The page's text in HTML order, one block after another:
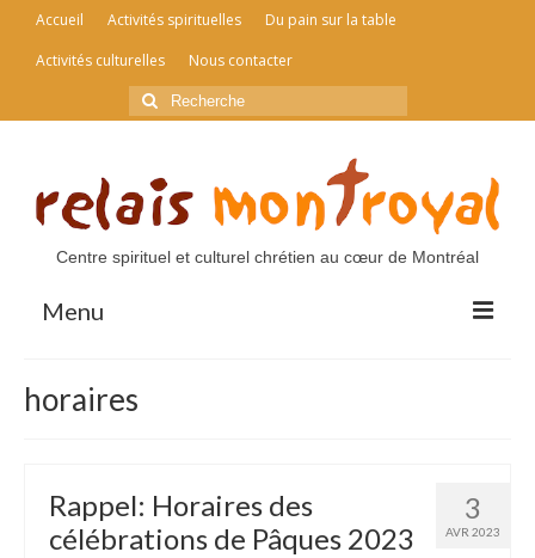
Accueil Activités spirituelles
Du pain sur la table
Activités culturelles
Nous contacter
Rechercher
:
Centre spirituel et culturel chrétien au cœur de Montréal
Menu
Activités culturelles
horaires
3
AVR 2023
Rappel: Horaires des
célébrations de Pâques 2023